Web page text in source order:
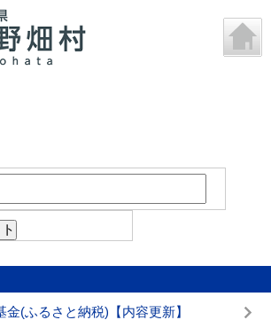
(ふるさと納税)【内容更新】